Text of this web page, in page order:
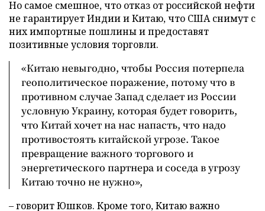
Но самое смешное, что отказ от российской нефти
не гарантирует Индии и Китаю, что США снимут с
них импортные пошлины и предоставят
позитивные условия торговли.
«Китаю невыгодно, чтобы Россия потерпела
геополитическое поражение, потому что в
противном случае Запад сделает из России
условную Украину, которая будет говорить,
что Китай хочет на нас напасть, что надо
противостоять китайской угрозе. Такое
превращение важного торгового и
энергетического партнера и соседа в угрозу
Китаю точно не нужно»,
– говорит Юшков. Кроме того, Китаю важно